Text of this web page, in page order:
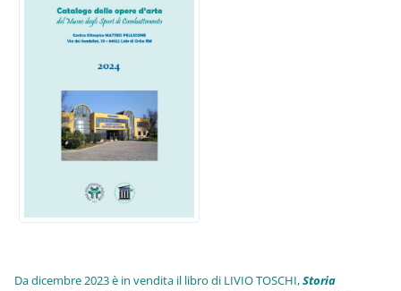
Da dicembre 2023 è in vendita il libro di LIVIO TOSCHI,Storia